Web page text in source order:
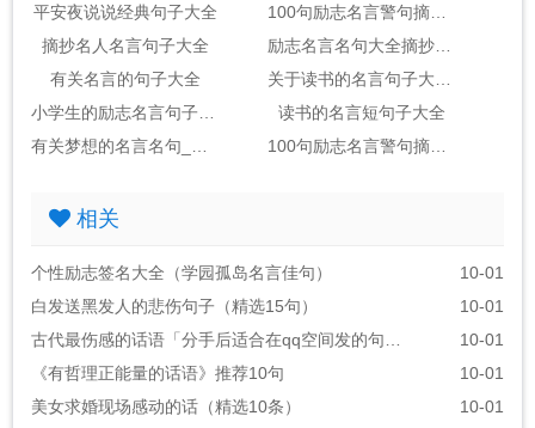
平安夜说说经典句子大全
摘抄名人名言句子大全
有关名言的句子大全
读书的名言短句子大全
相关
个性励志签名大全（学园孤岛名言佳句）
10-01
白发送黑发人的悲伤句子（精选15句）
10-01
10-01
《有哲理正能量的话语》推荐10句
10-01
美女求婚现场感动的话（精选10条）
10-01